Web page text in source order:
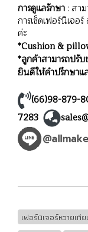
การดูแลรักษา : สา
การเช็ดเฟอร์นิเจ
ค่ะ
*Cushion &
*ลูกค้าสามารถปรับ
ยินดีให้คำปรึกษาแ
(66)98-879-
7283
เฟอร์นิเจอร์หวายเที